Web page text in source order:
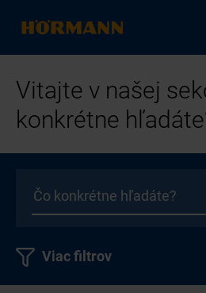
Vitajte v našej
konkrétne
Viac filtrov